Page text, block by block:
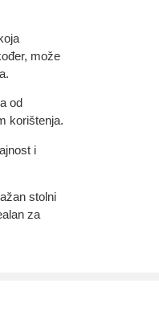
može
od
korištenja.
i
stolni
za